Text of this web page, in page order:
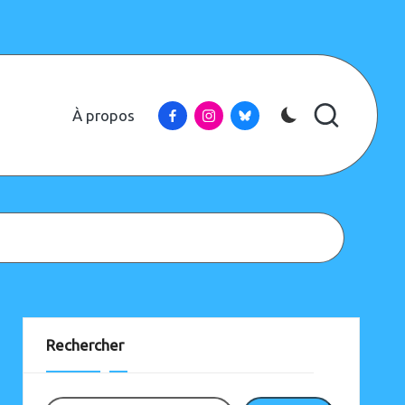
À propos FacebookInstagram
Bluesky
Rechercher
Instagram